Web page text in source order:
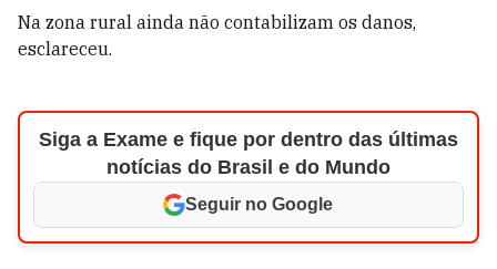
Na zona rural ainda não contabilizam os danos,
esclareceu.
Siga a Exame e fique por dentro das últimas
notícias do Brasil e do Mundo
Seguir no Google